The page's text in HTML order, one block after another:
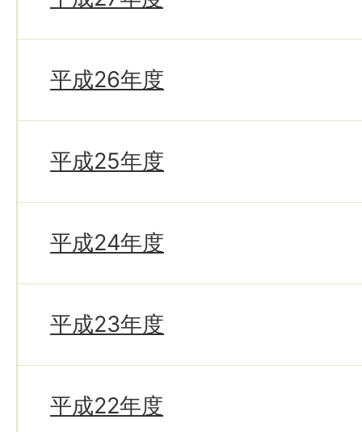
平成26年度
平成25年度
平成24年度
平成23年度
平成22年度